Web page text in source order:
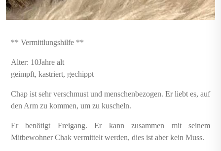
** Vermittlungshilfe **
Alter: 10Jahre alt
geimpft, kastriert, gechippt
Chap ist sehr verschmust und menschenbezogen. Er liebt es, auf
den Arm zu kommen, um zu kuscheln.
Er benötigt Freigang. Er kann zusammen mit seinem
Mitbewohner Chak vermittelt werden, dies ist aber kein Muss.